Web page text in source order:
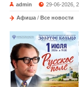
admin 29-06-2026,
Афиша / Все новости